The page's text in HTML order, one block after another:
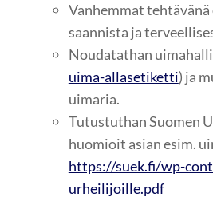
Vanhemmat
saannista ja
Noudatathan
uima-allasetiketti) ja
uimaria.
Tutustuthan Suomen
huomioit asian esim.
https://suek.fi/wp-
urheilijoille.pdf